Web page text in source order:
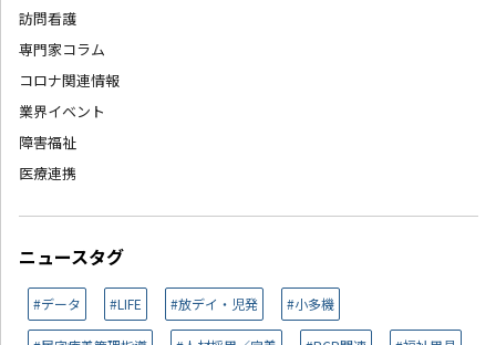
訪問看護
専門家コラム
コロナ関連情報
業界イベント
障害福祉
医療連携
ニュースタグ
#データ #LIFE #放デイ・児発 #小多機